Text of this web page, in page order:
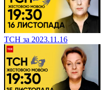
ТСН за 2023.11.16